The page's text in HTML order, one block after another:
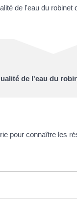
de l'eau du
de l'eau du
pour connaître les